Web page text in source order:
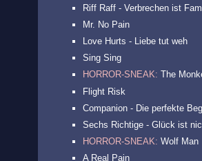
Riff Raff - Verbrechen ist
Mr. No Pain
Love Hurts - Liebe tut weh
Sing Sing
HORROR-SNEAK: The
Flight Risk
Companion - Die perfekte
Sechs Richtige - Glück ist
HORROR-SNEAK: Wolf Man
A Real Pain